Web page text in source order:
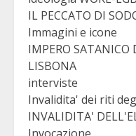
IL PECCATO DI
Immagini e icone
IMPERO SATANICO
LISBONA
interviste
Invalidita' dei riti
INVALIDITA'